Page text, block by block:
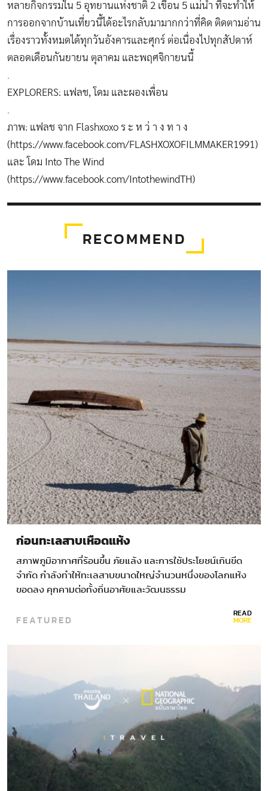
หลายกิจกรรมใน 5 อุทยานแห่งชาติ 2 เขื่อน 5 แม่น้ำ ที่จะทำให้
การออกจากบ้านเที่ยวนี้ได้อะไรกลับมามากกว่าที่คิด ติดตามอ่าน
เรื่องราวทั้งหมดได้ทุกวันอังคารและศุกร์ ต่อเนื่องไปทุกสัปดาห์
ตลอดเดือนกันยายน ตุลาคม และพฤศจิกายนนี้
EXPLORERS: แฟลช, โดม และผองเพื่อน
ภาพ: แฟลช จาก Flashxoxo ร ะ ห ว่ า ง ท า ง
(https://www.facebook.com/FLASHXOXOFILMMAKER1991 )
และ โดม Into The Wind
(https://www.facebook.com/IntothewindTH)
RECOMMEND
ก่อนทะเลสาบเหือดแห้ง
สภาพภูมิอากาศที่ร้อนขึ้น ภัยแล้ง และการใช้ประโยชน์เกินขีด
จำกัด กำลังทำให้ทะเลสาบขนาดใหญ่จำนวนหนึ่งของโลกแห้ง
ขอดลง คุกคามต่อทั้งถิ่นอาศัยและวัฒนธรรม
FEATURED READ
MORE